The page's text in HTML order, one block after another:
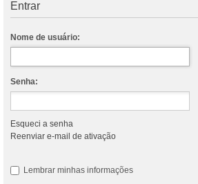
Entrar
Nome de usuário:
Senha:
Esqueci a senha
Reenviar e-mail de ativação
Lembrar minhas informações